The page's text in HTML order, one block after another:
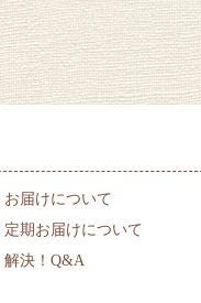
お届けについて
定期お届けについて
解決！Q&A